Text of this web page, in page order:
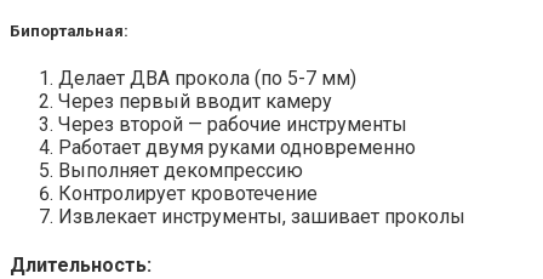
Бипортальная:
Делает ДВА прокола (по 5-7 мм)
Через первый вводит камеру
Через второй — рабочие инструменты
Работает двумя руками одновременно
Выполняет декомпрессию
Контролирует кровотечение
Извлекает инструменты, зашивает проколы
Длительность: